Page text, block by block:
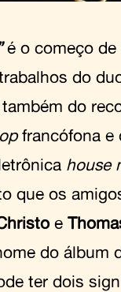
é o começo de
do
do
francófona e
house
que os
e
do álbum
ter dois